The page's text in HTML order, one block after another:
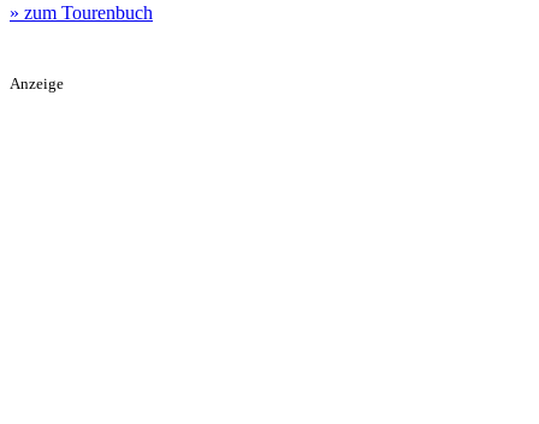
» zum Tourenbuch
Anzeige